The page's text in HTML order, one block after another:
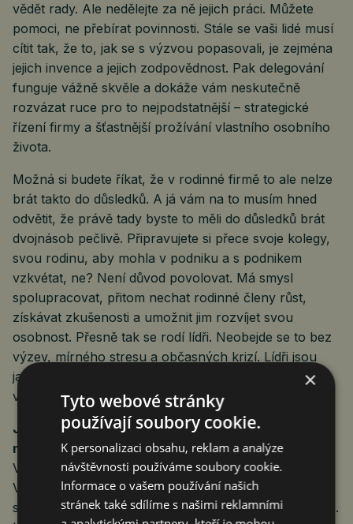
vědět rady. Ale nedělejte za ně jejich práci. Můžete
pomoci, ne přebírat povinnosti. Stále se vaši lidé musí
cítit tak, že to, jak se s výzvou popasovali, je zejména
jejich invence a jejich zodpovědnost. Pak delegování
funguje vážně skvěle a dokáže vám neskutečně
rozvázat ruce pro to nejpodstatnější – strategické
řízení firmy a šťastnější prožívání vlastního osobního
života.
Možná si budete říkat, že v rodinné firmě to ale nelze
brát takto do důsledků. A já vám na to musím hned
odvětit, že právě tady byste to měli do důsledků brát
dvojnásob pečlivě. Připravujete si přece svoje kolegy,
svou rodinu, aby mohla v podniku a s podnikem
vzkvétat, ne? Není důvod povolovat. Má smysl
spolupracovat, přitom nechat rodinné členy růst,
získávat zkušenosti a umožnit jim rozvíjet svou
osobnost. Přesně tak se rodí lídři. Neobejde se to bez
výzev, mírného stresu a občasných krizí. Lídři jsou
jako diamanty. Kusu grafitu se pod tlakem mění
v nejcennější kámen světa.
Jedno navíc: energie je přírodní zákon,
naslouchejte jí
Ve fyzice jste se učili o zákonu zachování energie.
V životě to není jiné. Jenže jako vlastníci malé nebo
střední rodinné firmy jedete často až na dřeň. Znám to.
×
Tyto webové stránky
používají soubory cookie.
K personalizaci obsahu, reklam a analýze
návštěvnosti používáme soubory cookie.
Informace o vašem používání našich
stránek také sdílíme s našimi reklamními